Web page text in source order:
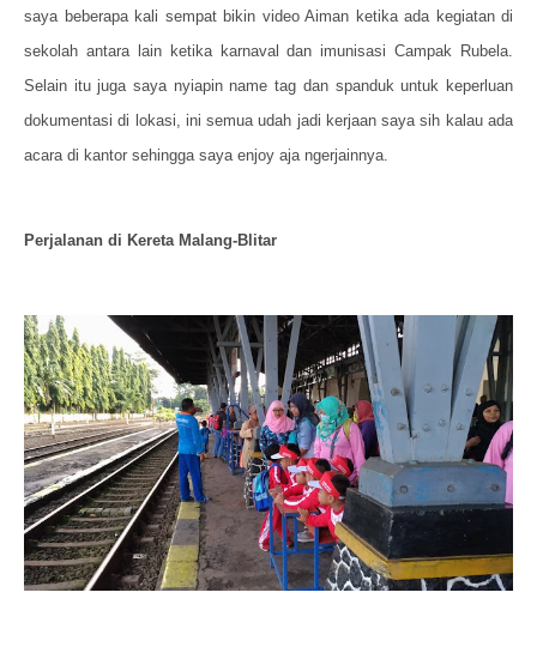
saya beberapa kali sempat bikin video Aiman ketika ada kegiatan di
sekolah antara lain ketika karnaval dan imunisasi Campak Rubela.
Selain itu juga saya nyiapin name tag dan spanduk untuk keperluan
dokumentasi di lokasi, ini semua udah jadi kerjaan saya sih kalau ada
acara di kantor sehingga saya enjoy aja ngerjainnya.
Perjalanan di Kereta Malang-Blitar